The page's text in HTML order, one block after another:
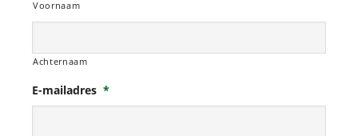
Voornaam
Achternaam
E-mailadres *